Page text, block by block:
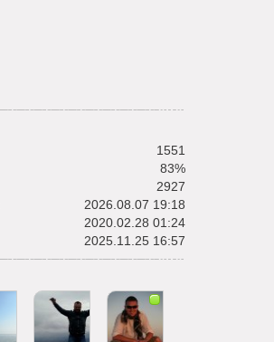
1551
83%
2927
2026.08.07 19:18
2020.02.28 01:24
2025.11.25 16:57